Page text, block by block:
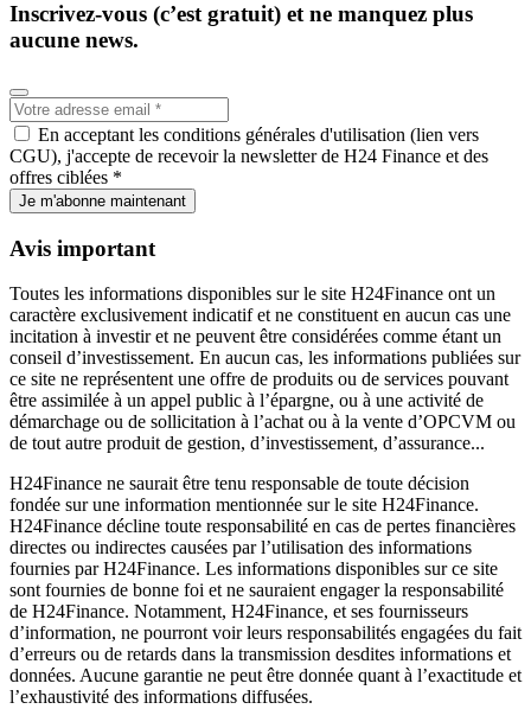
Inscrivez-vous (c’est gratuit) et ne manquez plus
aucune news.
En acceptant les conditions générales d'utilisation (lien vers
CGU), j'accepte de recevoir la newsletter de H24 Finance et des
offres ciblées *
Je m'abonne maintenant
Avis important
Toutes les informations disponibles sur le site H24Finance ont un
caractère exclusivement indicatif et ne constituent en aucun cas une
incitation à investir et ne peuvent être considérées comme étant un
conseil d’investissement. En aucun cas, les informations publiées sur
ce site ne représentent une offre de produits ou de services pouvant
être assimilée à un appel public à l’épargne, ou à une activité de
démarchage ou de sollicitation à l’achat ou à la vente d’OPCVM ou
de tout autre produit de gestion, d’investissement, d’assurance...
H24Finance ne saurait être tenu responsable de toute décision
fondée sur une information mentionnée sur le site H24Finance.
H24Finance décline toute responsabilité en cas de pertes financières
directes ou indirectes causées par l’utilisation des informations
fournies par H24Finance. Les informations disponibles sur ce site
sont fournies de bonne foi et ne sauraient engager la responsabilité
de H24Finance. Notamment, H24Finance, et ses fournisseurs
d’information, ne pourront voir leurs responsabilités engagées du fait
d’erreurs ou de retards dans la transmission desdites informations et
données. Aucune garantie ne peut être donnée quant à l’exactitude et
l’exhaustivité des informations diffusées.